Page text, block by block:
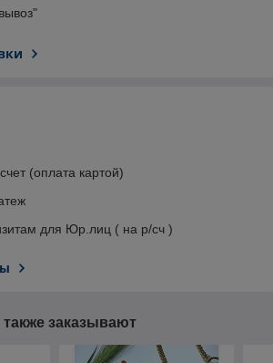
(оплата картой)
для Юр.лиц ( на р/сч )
заказывают